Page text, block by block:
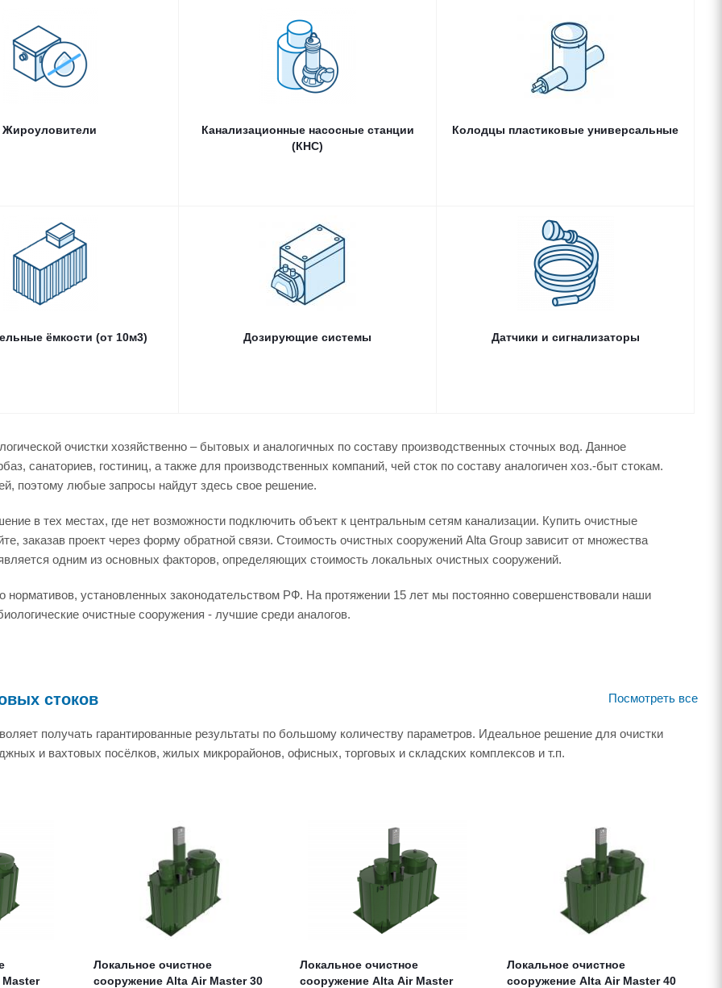
Жироуловители
Жироуловители под мойку
Промышленные жироуловители
Автоматические жироуловители
Канализационные насосные станции
(КНС)
Шкаф управления насосами КНС
Колодцы пластиковые универсальные
ёмкости (от 10м3)
ёмкости (от 10м3)
Дозирующие системы
Дозирующие системы
Датчики и сигнализаторы
Датчики и сигнализаторы
очистки хозяйственно – бытовых и аналогичных по составу производственных сточных вод. Данное
санаториев, гостиниц, а также для производственных компаний, чей сток по составу аналогичен хоз.-быт стокам.
поэтому любые запросы найдут здесь свое решение.
в тех местах, где нет возможности подключить объект к центральным сетям канализации. Купить очистные
заказав проект через форму обратной связи. Стоимость очистных сооружений Alta Group зависит от множества
одним из основных факторов, определяющих стоимость локальных очистных сооружений.
нормативов, установленных законодательством РФ. На протяжении 15 лет мы постоянно совершенствовали наши
очистные сооружения - лучшие среди аналогов.
стоков Посмотреть все
получать гарантированные результаты по большому количеству параметров. Идеальное решение для очистки
и вахтовых посёлков, жилых микрорайонов, офисных, торговых и складских комплексов и т.п.
Локальное очистное
сооружение Alta Air Master 30
Локальное очистное
сооружение Alta Air Master
Локальное очистное
сооружение Alta Air Master 40